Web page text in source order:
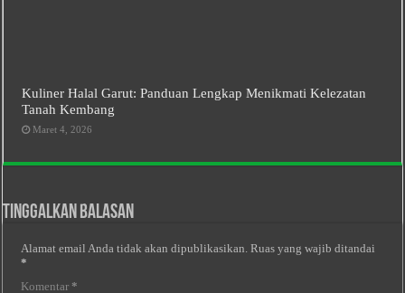
Kuliner Halal Garut: Panduan Lengkap Menikmati Kelezatan
Tanah Kembang
Maret 4, 2026
Tinggalkan Balasan
Alamat email Anda tidak akan dipublikasikan. Ruas yang wajib ditandai
*
Komentar *